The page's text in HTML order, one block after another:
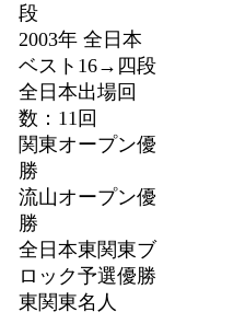
段
2003年 全日本
ベスト16→四段
全日本出場回
数：11回
関東オープン優
勝
流山オープン優
勝
全日本東関東ブ
ロック予選優勝
東関東名人